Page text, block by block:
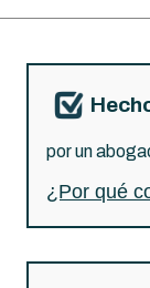
por un
¿Por qué